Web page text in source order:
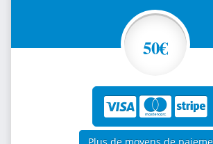
50€